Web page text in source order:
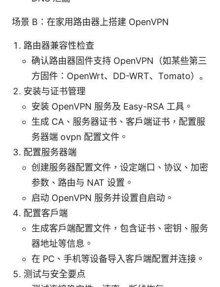
场景 B：在家用路由器上搭建 OpenVPN
路由器兼容性检查
确认路由器固件支持 OpenVPN（如某些第三
方固件：OpenWrt、DD-WRT、Tomato）。
安装与证书管理
安装 OpenVPN 服务及 Easy-RSA 工具。
生成 CA、服务器证书、客户端证书，配置服
务器端 ovpn 配置文件。
配置服务器端
创建服务器配置文件，设定端口、协议、加密
参数、路由与 NAT 设置。
启动 OpenVPN 服务并设置自启动。
配置客户端
生成客户端配置文件，包含证书、密钥、服务
器地址等信息。
在 PC、手机等设备导入客户端配置并连接。
测试与安全要点